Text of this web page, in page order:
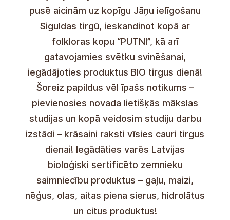
El 20 de junio, de 9:00 a 13:00de la
mañana, os invitamos a una celebración
conjunta de San Juan en el Mercado de
Sigulda, comenzando junto con el grupo
folclórico "PUTNI", ¡y también nos
estamos preparando para celebrar la
festividad comprando productos en el
día del mercado BIO! Esta vez habrá un
evento especial adicional: estudios de
artes aplicadas de la región se unirán y
juntos crearemos una exposición de
estudio; ¡los patrones coloridos
continuarán durante todo el día de
mercado! Estarán disponibles para la